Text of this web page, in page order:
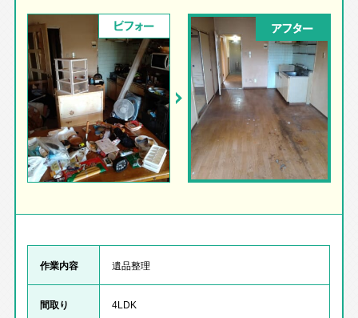
ビフォー アフター
作業内容 遺品整理
間取り 4LDK